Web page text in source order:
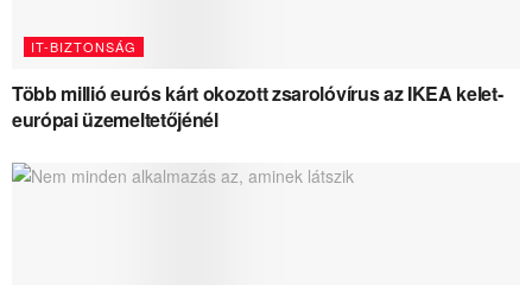
IT-BIZTONSÁG
Több millió eurós kárt okozott zsarolóvírus az IKEA kelet-
európai üzemeltetőjénél